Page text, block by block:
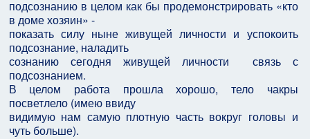
подсознанию в целом как бы продемонстрировать «кто
в доме хозяин» -
показать силу ныне живущей личности и успокоить
подсознание, наладить
сознанию сегодня живущей личности связь с
подсознанием.
В целом работа прошла хорошо, тело чакры
посветлело (имею ввиду
видимую нам самую плотную часть вокруг головы и
чуть больше).